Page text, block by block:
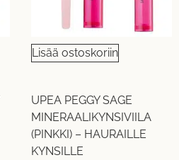
Lisää ostoskoriin
UPEA PEGGY SAGE
MINERAALIKYNSIVIILA
(PINKKI) – HAURAILLE
KYNSILLE